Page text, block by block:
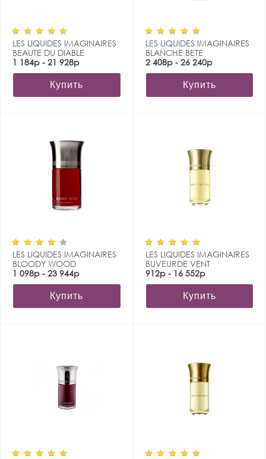
LES LIQUIDES IMAGINAIRES
BEAUTE DU DIABLE
1 184р - 21 928р
Купить
LES LIQUIDES IMAGINAIRES
BLANCHE BETE
2 408р - 26 240р
Купить
LES LIQUIDES IMAGINAIRES
BLOODY WOOD
1 098р - 23 944р
Купить
LES LIQUIDES IMAGINAIRES
BUVEURDE VENT
912р - 16 552р
Купить